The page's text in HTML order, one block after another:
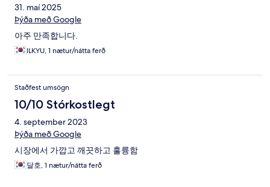
31. maí 2025
Þýða með Google
아주 만족합니다.
ILKYU, 1 nætur/nátta ferð
Staðfest umsögn
10/10 Stórkostlegt
4. september 2023
Þýða með Google
시장에서 가깝고 깨끗하고 훌륭함
달호, 1 nætur/nátta ferð